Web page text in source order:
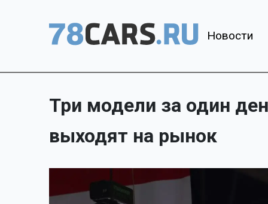
Новости
Три модели за один
выходят на рынок